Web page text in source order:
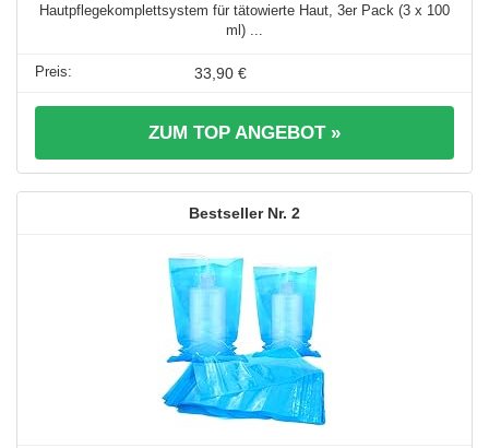
Hautpflegekomplettsystem für tätowierte Haut, 3er Pack (3 x 100
ml) ...
33,90 €
ZUM TOP ANGEBOT »
2